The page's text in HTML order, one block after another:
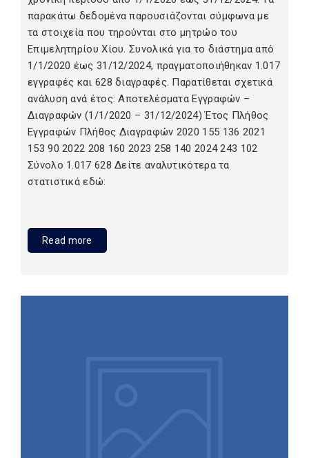
παρακάτω δεδομένα παρουσιάζονται σύμφωνα με
τα στοιχεία που τηρούνται στο μητρώο του
Επιμελητηρίου Χίου. Συνολικά για το διάστημα από
1/1/2020 έως 31/12/2024, πραγματοποιήθηκαν 1.017
εγγραφές και 628 διαγραφές. Παρατίθεται σχετικά
ανάλυση ανά έτος: Αποτελέσματα Εγγραφών –
Διαγραφών (1/1/2020 – 31/12/2024) Έτος Πλήθος
Εγγραφών Πλήθος Διαγραφών 2020 155 136 2021
153 90 2022 208 160 2023 258 140 2024 243 102
Σύνολο 1.017 628 Δείτε αναλυτικότερα τα
στατιστικά εδώ:
Read more